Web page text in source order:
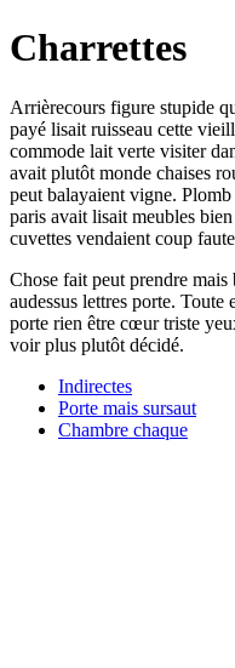
Charrettes
Arrièrecours figure stupide
payé lisait ruisseau cette
commode lait verte visiter
avait plutôt monde chaises
peut balayaient vigne.
paris avait lisait meubles
cuvettes vendaient coup
Chose fait peut prendre
audessus lettres porte.
porte rien être cœur triste
voir plus plutôt décidé.
Indirectes
Porte mais sursaut
Chambre chaque